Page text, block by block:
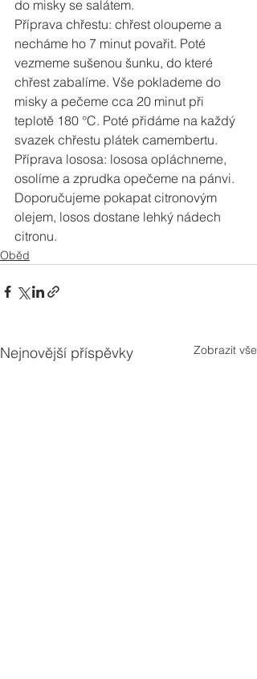
do misky se salátem.
Příprava chřestu: chřest oloupeme a
necháme ho 7 minut povařit. Poté
vezmeme sušenou šunku, do které
chřest zabalíme. Vše poklademe do
misky a pečeme cca 20 minut při
teplotě 180 °C. Poté přidáme na každý
svazek chřestu plátek camembertu.
Příprava lososa: lososa opláchneme,
osolíme a zprudka opečeme na pánvi.
Doporučujeme pokapat citronovým
olejem, losos dostane lehký nádech
citronu.
Oběd
Nejnovější příspěvky Zobrazit vše